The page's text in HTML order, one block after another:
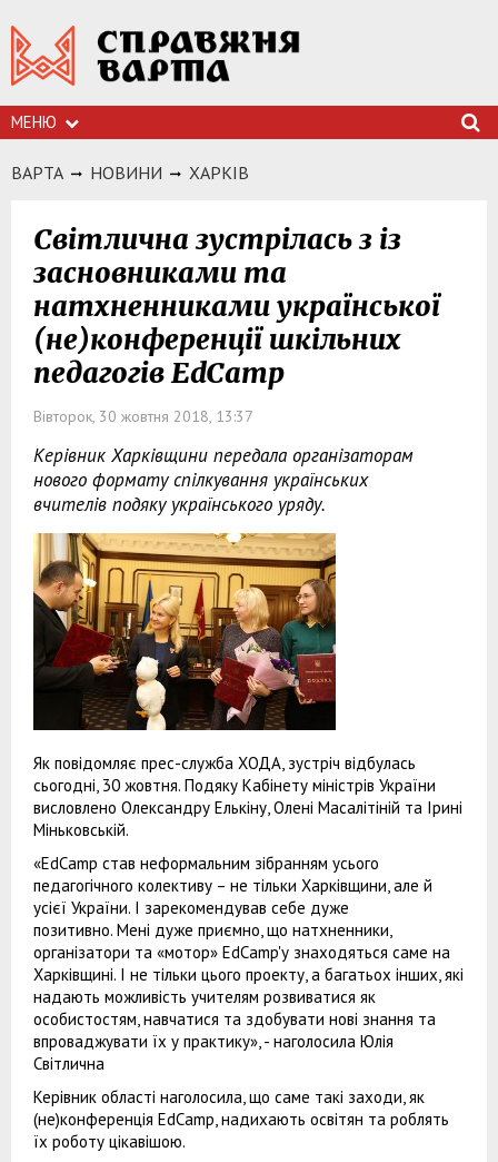
МЕНЮ
ВАРТА НОВИНИ ХАРКIВ
Світлична зустрілась з із
засновниками та
натхненниками української
(не)конференції шкільних
педагогів EdCamp
Вівторок, 30 жовтня 2018, 13:37
Керівник Харківщини передала організаторам
нового формату спілкування українських
вчителів подяку українського уряду.
Як повідомляє прес-служба ХОДА, зустріч відбулась
сьогодні, 30 жовтня. Подяку Кабінету міністрів України
висловлено Олександру Елькіну, Олені Масалітіній та Ірині
Міньковській.
«EdCamp став неформальним зібранням усього
педагогічного колективу – не тільки Харківщини, але й
усієї України. І зарекомендував себе дуже
позитивно. Мені дуже приємно, що натхненники,
організатори та «мотор» EdCamp'у знаходяться саме на
Харківщині. І не тільки цього проекту, а багатьох інших, які
надають можливість учителям розвиватися як
особистостям, навчатися та здобувати нові знання та
впроваджувати їх у практику», - наголосила Юлія
Світлична
Керівник області наголосила, що саме такі заходи, як
(не)конференція EdCamp, надихають освітян та роблять
їх роботу цікавішою.